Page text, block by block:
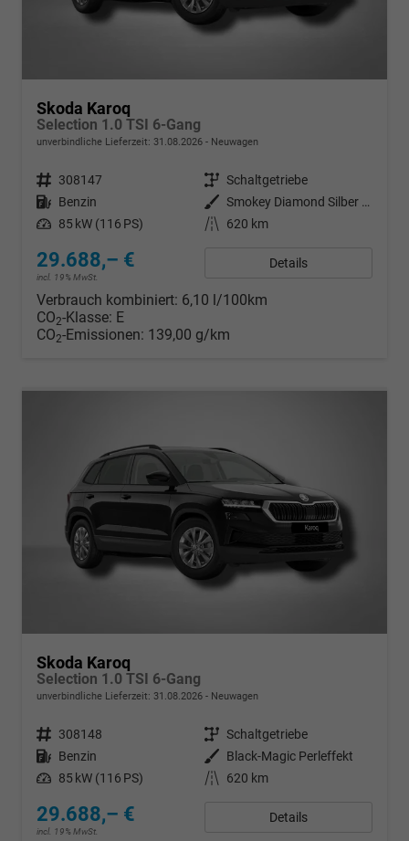
Skoda Karoq
Selection 1.0 TSI 6-Gang
unverbindliche Lieferzeit: 31.08.2026 Neuwagen
Fahrzeugnr. 308147 Getriebe Schaltgetriebe
Kraftstoff Benzin Außenfarbe
Smokey Diamond Silber Metallic
Leistung 85 kW (116 PS) Kilometerstand 620 km
29.688,– €
incl. 19% MwSt.
Details
Verbrauch kombiniert: 6,10 l/100km
CO2-Klasse: E
CO2-Emissionen: 139,00 g/km
Skoda Karoq
Selection 1.0 TSI 6-Gang
unverbindliche Lieferzeit: 31.08.2026 Neuwagen
Fahrzeugnr. 308148 Getriebe Schaltgetriebe
Kraftstoff Benzin Außenfarbe
Black-Magic Perleffekt
Leistung 85 kW (116 PS) Kilometerstand 620 km
29.688,– €
incl. 19% MwSt.
Details